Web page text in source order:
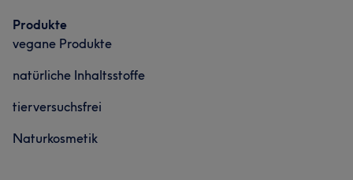
Produkte
vegane Produkte
natürliche Inhaltsstoffe
tierversuchsfrei
Naturkosmetik